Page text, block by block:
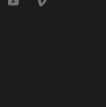
YouTubeVimeo